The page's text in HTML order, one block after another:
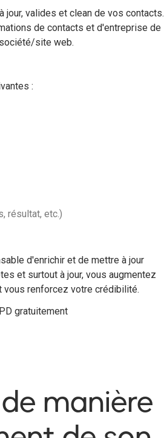
valides et clean de vos contacts.
de contacts et d'entreprise de
site web.
:
résultat, etc.)
d'enrichir et de mettre à jour
et surtout à jour, vous augmentez
vous renforcez votre crédibilité.
gratuitement
manière